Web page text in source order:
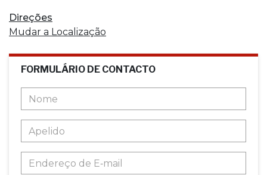
Direções
Mudar a Localização
FORMULÁRIO DE CONTACTO